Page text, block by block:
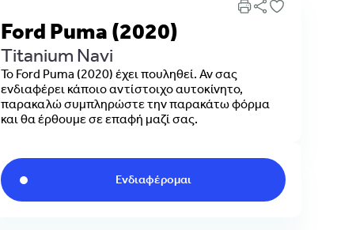
Ford Puma (2020)
Titanium Navi
Το Ford Puma (2020) έχει πουληθεί. Αν σας
ενδιαφέρει κάποιο αντίστοιχο αυτοκίνητο,
παρακαλώ συμπληρώστε την παρακάτω φόρμα
και θα έρθουμε σε επαφή μαζί σας.
Ενδιαφέρομαι